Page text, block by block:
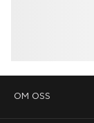
OM OSS